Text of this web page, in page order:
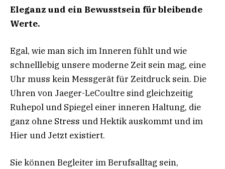
Eleganz und ein Bewusstsein für bleibende
Werte.
Egal, wie man sich im Inneren fühlt und wie
schnelllebig unsere moderne Zeit sein mag, eine
Uhr muss kein Messgerät für Zeitdruck sein. Die
Uhren von Jaeger-LeCoultre sind gleichzeitig
Ruhepol und Spiegel einer inneren Haltung, die
ganz ohne Stress und Hektik auskommt und im
Hier und Jetzt existiert.
Sie können Begleiter im Berufsalltag sein,